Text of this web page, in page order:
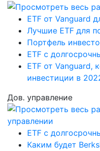
ETF от Vanguard
Лучшие ETF для
Портфель
ETF с
ETF от Vanguard,
инвестиции в
Дов. управление
ETF с
Каким будет